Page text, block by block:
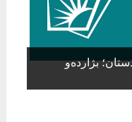
بژاردەو